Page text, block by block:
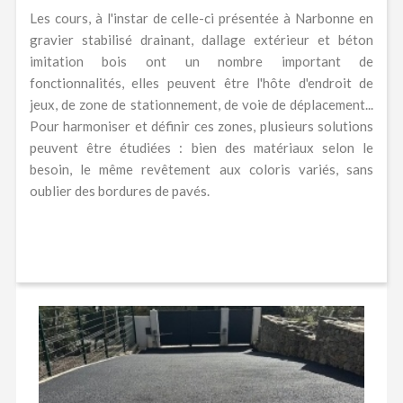
Les cours, à l'instar de celle-ci présentée à Narbonne en
gravier stabilisé drainant, dallage extérieur et béton
imitation bois ont un nombre important de
fonctionnalités, elles peuvent être l'hôte d'endroit de
jeux, de zone de stationnement, de voie de déplacement...
Pour harmoniser et définir ces zones, plusieurs solutions
peuvent être étudiées : bien des matériaux selon le
besoin, le même revêtement aux coloris variés, sans
oublier des bordures de pavés.